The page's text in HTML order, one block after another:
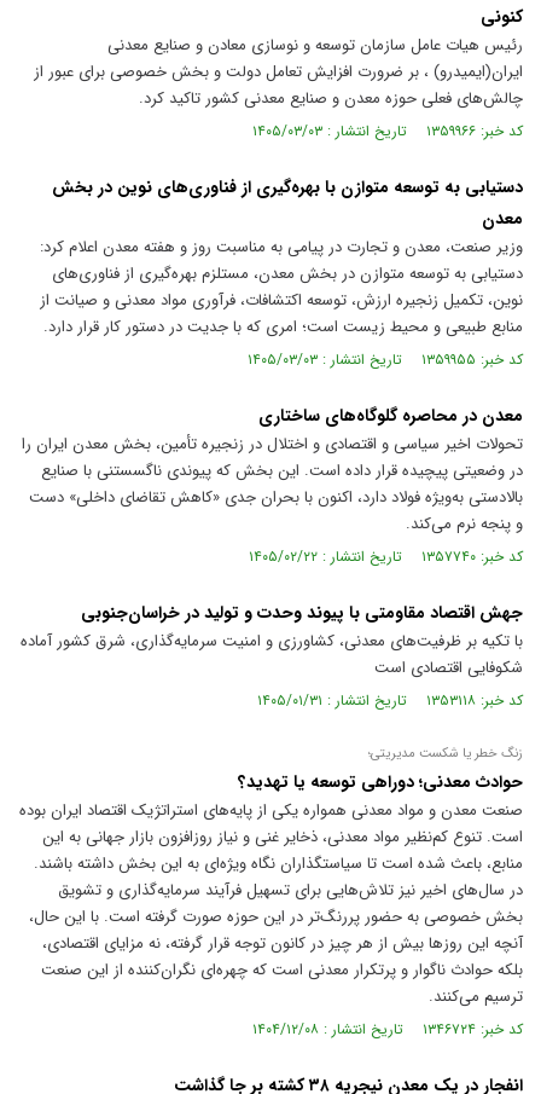
کنونی
رئیس هیات عامل سازمان توسعه و نوسازی معادن و صنایع معدنی
ایران(ایمیدرو) ، بر ضرورت افزایش تعامل دولت و بخش خصوصی برای عبور از
چالش‌های فعلی حوزه معدن و صنایع معدنی کشور تاکید کرد.
کد خبر: ۱۳۵۹۹۶۶ تاریخ انتشار : ۱۴۰۵/۰۳/۰۳
دستیابی به توسعه متوازن با بهره‌گیری از فناوری‌های نوین در بخش
معدن
وزیر صنعت، معدن و تجارت در پیامی به مناسبت روز و هفته معدن اعلام کرد:
دستیابی به توسعه متوازن در بخش معدن، مستلزم بهره‌گیری از فناوری‌های
نوین، تکمیل زنجیره ارزش، توسعه اکتشافات، فرآوری مواد معدنی و صیانت از
منابع طبیعی و محیط زیست است؛ امری که با جدیت در دستور کار قرار دارد.
کد خبر: ۱۳۵۹۹۵۵ تاریخ انتشار : ۱۴۰۵/۰۳/۰۳
معدن در محاصره گلوگاه‌های ساختاری
تحولات اخیر سیاسی و اقتصادی و اختلال در زنجیره تأمین، بخش معدن ایران را
در وضعیتی پیچیده قرار داده است. این بخش که پیوندی ناگسستنی با صنایع
بالادستی به‌ویژه فولاد دارد، اکنون با بحران جدی «کاهش تقاضای داخلی» دست‌
و پنجه نرم می‌کند.
کد خبر: ۱۳۵۷۷۴۰ تاریخ انتشار : ۱۴۰۵/۰۲/۲۲
جهش اقتصاد مقاومتی با پیوند وحدت و تولید در خراسان‌جنوبی
با تکیه بر ظرفیت‌های معدنی، کشاورزی و امنیت سرمایه‌گذاری، شرق کشور آماده
شکوفایی اقتصادی است
کد خبر: ۱۳۵۳۱۱۸ تاریخ انتشار : ۱۴۰۵/۰۱/۳۱
زنگ خطر یا شکست مدیریتی؛
حوادث معدنی؛ دوراهی توسعه یا تهدید؟
صنعت معدن و مواد معدنی همواره یکی از پایه‌‌‌های استراتژیک اقتصاد ایران بوده
است. تنوع کم‌‌‌نظیر مواد معدنی، ذخایر غنی و نیاز روزافزون بازار جهانی به این
منابع، باعث شده است تا سیاستگذاران نگاه ویژه‌‌‌ای به این بخش داشته باشند.
در سال‌های اخیر نیز تلاش‌‌‌هایی برای تسهیل فرآیند سرمایه‌گذاری و تشویق
بخش خصوصی به حضور پررنگ‌‌‌تر در این حوزه صورت گرفته است. با این حال،
آنچه این روزها بیش از هر چیز در کانون توجه قرار گرفته، نه مزایای اقتصادی،
بلکه حوادث ناگوار و پرتکرار معدنی است که چهره‌‌‌ای نگران‌‌‌کننده از این صنعت
ترسیم می‌کنند.
کد خبر: ۱۳۴۶۷۲۴ تاریخ انتشار : ۱۴۰۴/۱۲/۰۸
انفجار در یک معدن نیجریه ۳۸ کشته بر جا گذاشت